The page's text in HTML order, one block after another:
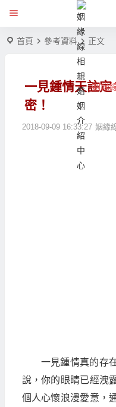
姻緣
首頁 參考資料 正文
一見鍾情天註
密！
2018-09-09 16:33:27 姻緣
一見鍾情真的存
說，你的眼睛已經洩
個人心懷浪漫愛意，